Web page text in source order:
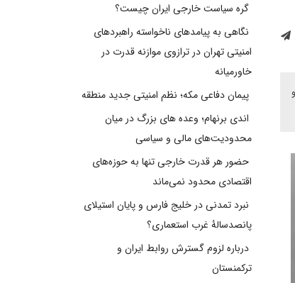
گره سیاست خارجی ایران چیست؟
نگاهی به پیامدهای ناخواسته راهبردهای
امنیتی تهران در ترازوی موازنه قدرت در
خاورمیانه
پیمان دفاعی مکه؛ نظم امنیتی جدید منطقه
اندی برنهام؛ وعده های بزرگ در میان
محدودیت‌های مالی و سیاسی
حضور هر قدرت خارجی تنها به حوزه‌های
اقتصادی محدود نمی‌ماند
نبرد تمدنی در خلیج فارس و پایان استیلای
پانصدسالۀ غرب استعماری؟
درباره لزوم گسترش روابط ایران و
ترکمنستان